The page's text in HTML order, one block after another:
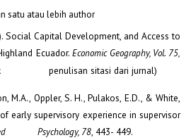
satu atau lebih author
Capital Development, and Access to
Ecuador.Economic Geography, Vol. 75,
penulisan sitasi dari jurnal)
Oppler, S. H., Pulakos, E.D., & White,
supervisory experience in supervisor
Psychology, 78, 443- 449.